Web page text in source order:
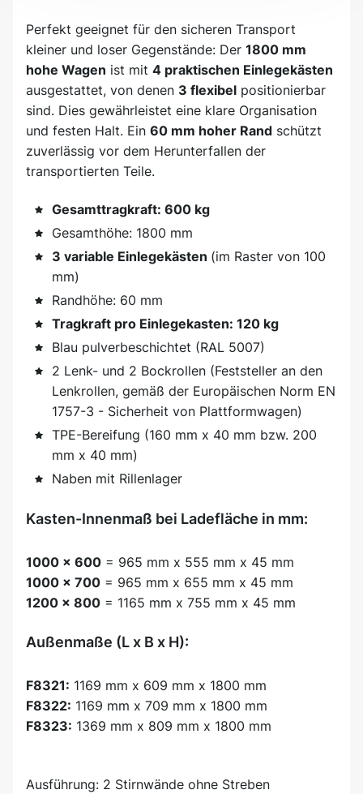
Perfekt geeignet für den sicheren Transport
kleiner und loser Gegenstände: Der 1800 mm
hohe Wagen ist mit 4 praktischen Einlegekästen
ausgestattet, von denen 3 flexibel positionierbar
sind. Dies gewährleistet eine klare Organisation
und festen Halt. Ein 60 mm hoher Rand schützt
zuverlässig vor dem Herunterfallen der
transportierten Teile.
Gesamttragkraft: 600 kg
Gesamthöhe: 1800 mm
3 variable Einlegekästen (im Raster von 100
mm)
Randhöhe: 60 mm
Tragkraft pro Einlegekasten: 120 kg
Blau pulverbeschichtet (RAL 5007)
2 Lenk- und 2 Bockrollen (Feststeller an den
Lenkrollen, gemäß der Europäischen Norm EN
1757-3 - Sicherheit von Plattformwagen)
TPE-Bereifung (160 mm x 40 mm bzw. 200
mm x 40 mm)
Naben mit Rillenlager
Kasten-Innenmaß bei Ladefläche in mm:
1000 x 600 = 965 mm x 555 mm x 45 mm
1000 x 700 = 965 mm x 655 mm x 45 mm
1200 x 800 = 1165 mm x 755 mm x 45 mm
Außenmaße (L x B x H):
F8321: 1169 mm x 609 mm x 1800 mm
F8322: 1169 mm x 709 mm x 1800 mm
F8323: 1369 mm x 809 mm x 1800 mm
Ausführung: 2 Stirnwände ohne Streben